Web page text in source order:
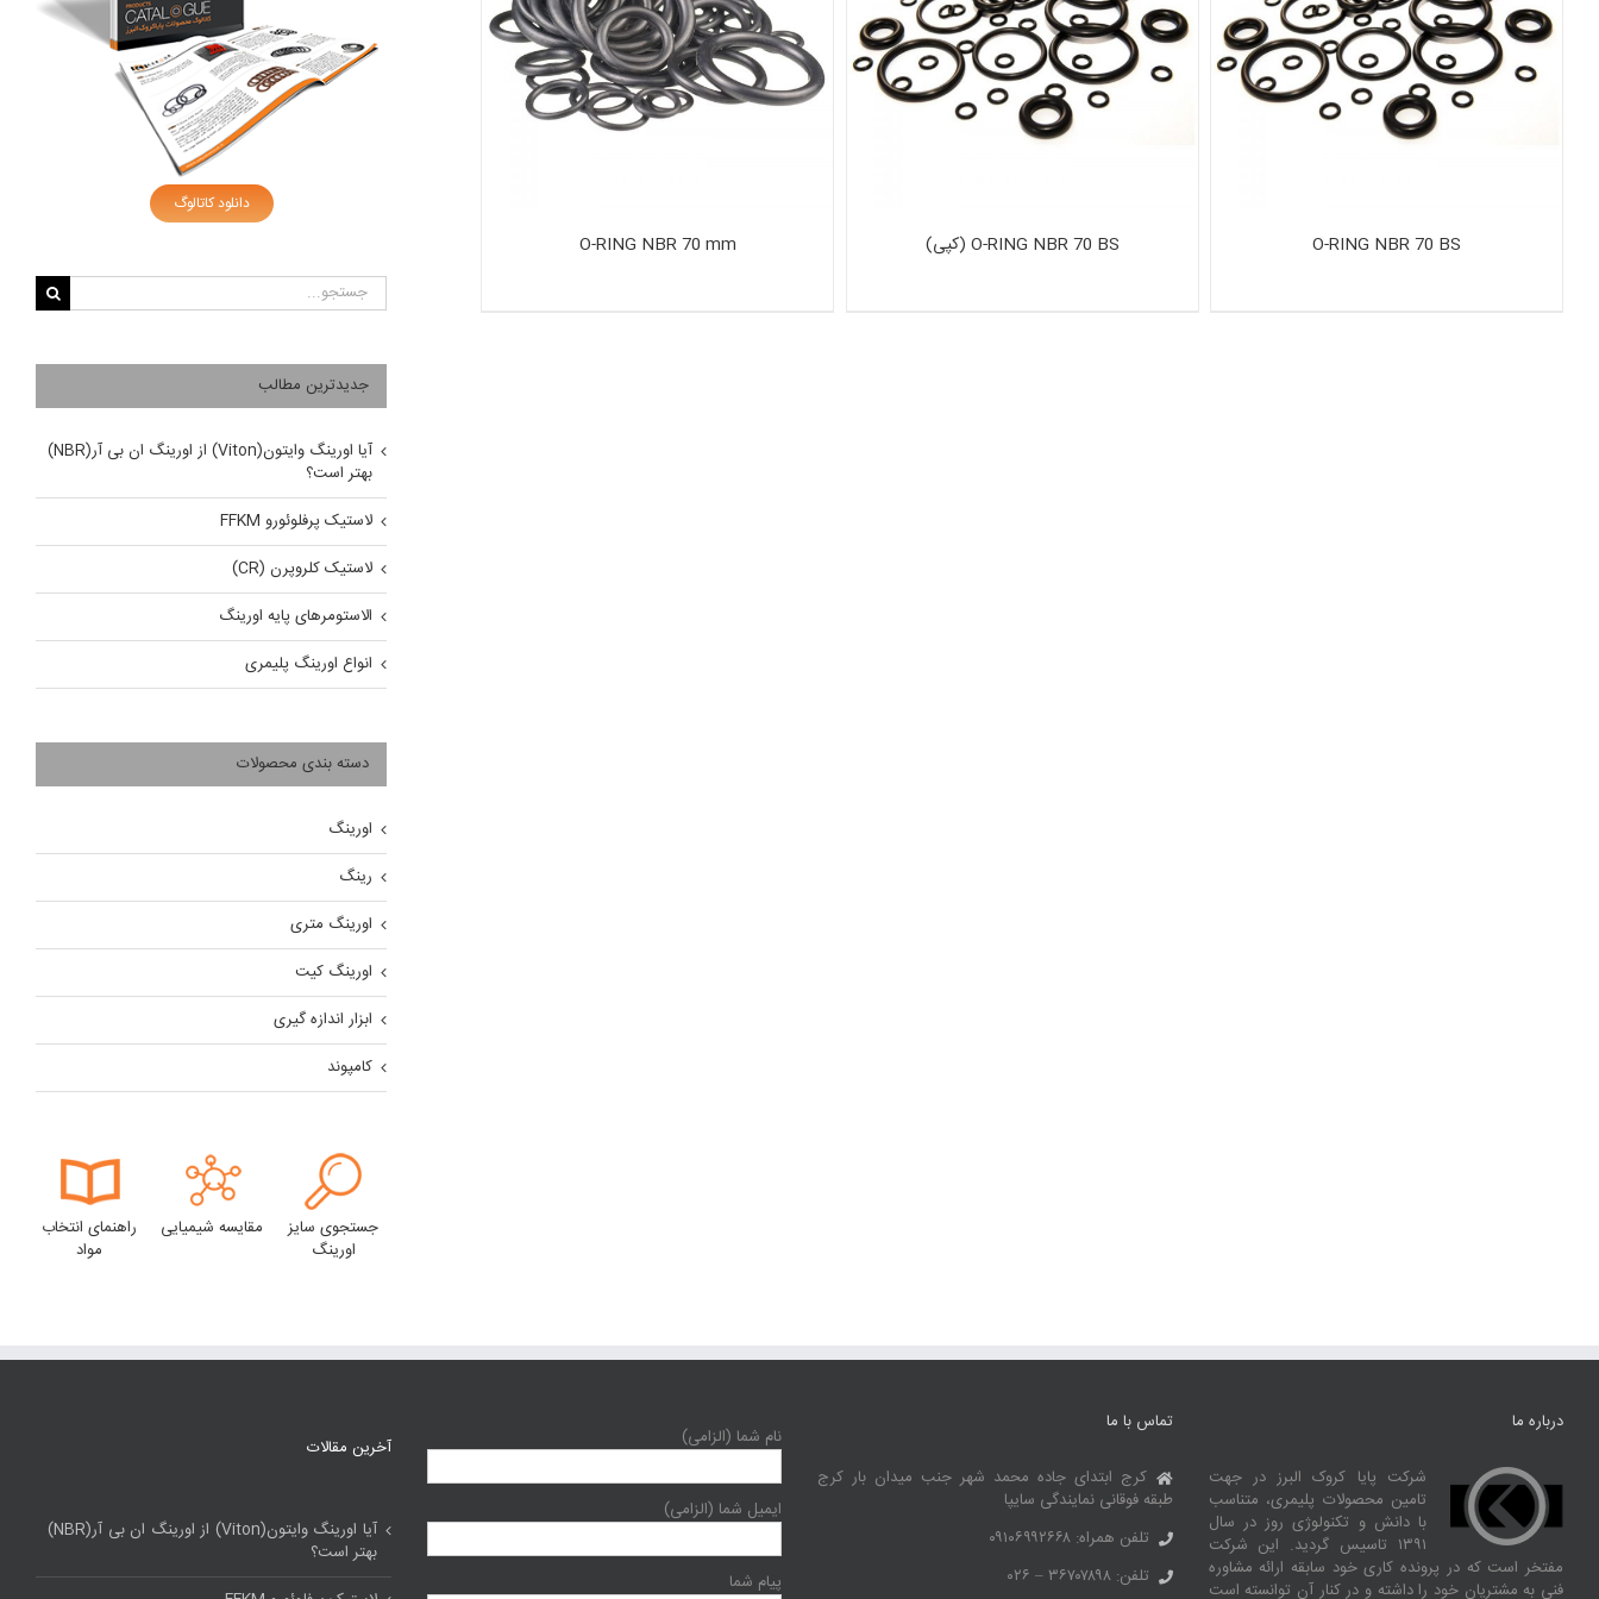
O-RING NBR 70 BS O-RING NBR 70 BS (کپی) O-RING NBR 70 mm
دانلود کاتالوگ
جستجو
برای:
جدیدترین مطالب
آیا اورینگ وایتون(Viton) از اورینگ ان بی آر(NBR)
بهتر است؟
لاستیک پرفلوئورو FFKM
لاستیک کلروپرن (CR)
الاستومرهای پایه اورینگ
انواع اورینگ پلیمری
دسته بندی محصولات
اورینگ
رینگ
اورینگ متری
اورینگ کیت
ابزار اندازه گیری
کامپوند
جستجوی سایز
اورینگ
مقایسه شیمیایی
راهنمای انتخاب
مواد
درباره ما
شرکت پایا کروک البرز در جهت
تامین محصولات پلیمری، متناسب
با دانش و تکنولوژی روز در سال
۱۳۹۱ تاسیس گردید. این شرکت
مفتخر است که در پرونده کاری خود سابقه ارائه مشاوره
فنی به مشتریان خود را داشته و در کنار آن توانسته‌ است
تماس با ما
کرج ابتدای جاده محمد شهر جنب میدان بار کرج
طبقه فوقانی نمایندگی سایپا
تلفن همراه: ۰۹۱۰۶۹۹۲۶۶۸
تلفن: ۳۶۷۰۷۸۹۸ – ۰۲۶
نام شما (الزامی)
ایمیل شما (الزامی)
پیام شما
آخرین مقالات
آیا اورینگ وایتون(Viton) از اورینگ ان بی آر(NBR)
بهتر است؟